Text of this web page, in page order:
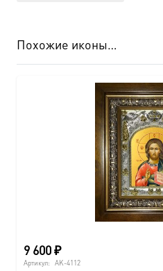
Похожие иконы…
9 600₽
Артикул: AK-4112